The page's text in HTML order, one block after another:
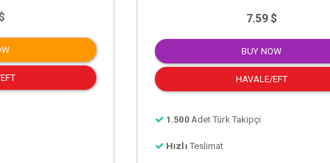
7.59 $
BUY NOW
HAVALE/EFT
1.500 Adet Türk Takipçi
Hızlı Teslimat